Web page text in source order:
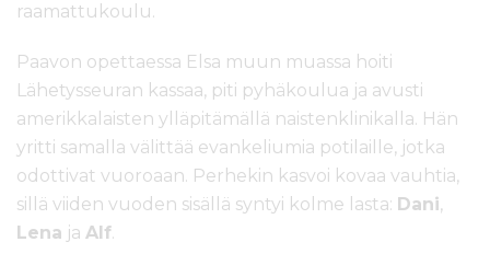
raamattukoulu.
Paavon opettaessa Elsa muun muassa hoiti
Lähetysseuran kassaa, piti pyhäkoulua ja avusti
amerikkalaisten ylläpitämällä naistenklinikalla. Hän
yritti samalla välittää evankeliumia potilaille, jotka
odottivat vuoroaan. Perhekin kasvoi kovaa vauhtia,
sillä viiden vuoden sisällä syntyi kolme lasta: Dani,
Lena ja Alf.